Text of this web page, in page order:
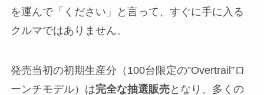
を運んで「ください」と言って、すぐに手に入る
クルマではありません。
発売当初の初期生産分（100台限定の”Overtrail”ロ
ーンチモデル）は完全な抽選販売となり、多くの